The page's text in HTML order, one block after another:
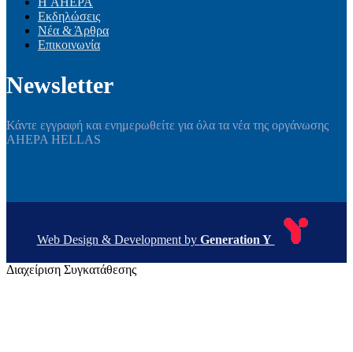
Εκδηλώσεις
Νέα & Άρθρα
Επικοινωνία
Newsletter
Κάντε εγγραφή και ενημερωθείτε για όλα τα νέα της οργάνωσης
AHEPA HELLAS
Web Design & Development by Generation Y
Διαχείριση Συγκατάθεσης